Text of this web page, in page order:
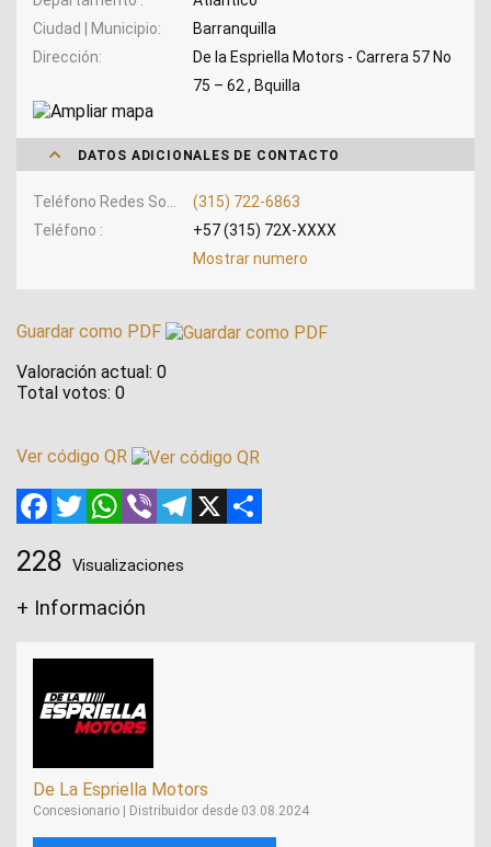
Ciudad | Municipio
Barranquilla
Dirección
De la Espriella Motors - Carrera 57 No
75 – 62 , Bquilla
DATOS ADICIONALES DE CONTACTO
(315) 722-6863
Teléfono
+57 (315) 72X-XXXX
Mostrar numero
Guardar como PDF
Valoración actual: 0
Total votos: 0
Ver código QR
Facebook
TwitterWhatsApp
Viber Telegram
228 Visualizaciones
+ Información
De La Espriella Motors
Concesionario | Distribuidor desde 03.08.2024